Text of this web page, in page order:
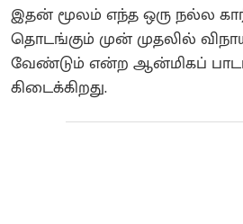
இதன் மூலம் எந்த ஒரு நல்ல
தொடங்கும் முன் முதலில்
வேண்டும் என்ற ஆன்மிகப்
கிடைக்கிறது.